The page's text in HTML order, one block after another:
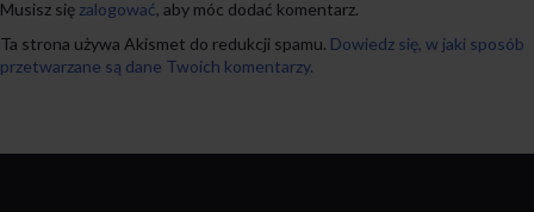
Musisz się zalogować, aby móc dodać komentarz.
Ta strona używa Akismet do redukcji spamu. Dowiedz się, w jaki sposób
przetwarzane są dane Twoich komentarzy.